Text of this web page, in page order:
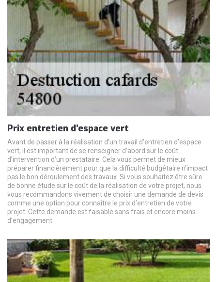
Prix entretien d’espace vert
Avant de passer à la réalisation d’un travail d’entretien d’espace
vert, il est important de se renseigner d’abord sur le coût
d’intervention d’un prestataire. Cela vous permet de mieux
préparer financièrement pour que la difficulté budgétaire n’impact
pas le bon déroulement des travaux. Si vous souhaitez être sûre
de bonne étude sur le coût de la réalisation de votre projet, nous
vous recommandons vivement de choisir une demande de devis
comme une option pour connaitre le prix d’entretien de votre
projet. Cette demande est faisable sans frais et encore moins
d’engagement.